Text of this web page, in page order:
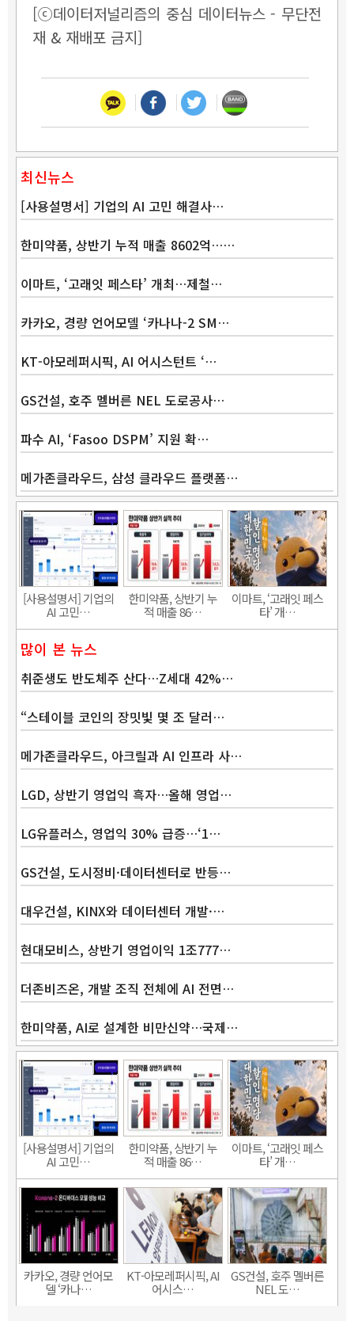
[ⓒ데이터저널리즘의 중심 데이터뉴스 - 무단전
재 & 재배포 금지]
최신뉴스
[사용설명서] 기업의 AI 고민 해결사…
한미약품, 상반기 누적 매출 8602억……
이마트, ‘고래잇 페스타’ 개최…제철…
카카오, 경량 언어모델 ‘카나나-2 SM…
KT-아모레퍼시픽, AI 어시스턴트 ‘…
GS건설, 호주 멜버른 NEL 도로공사…
파수 AI, ‘Fasoo DSPM’ 지원 확…
메가존클라우드, 삼성 클라우드 플랫폼…
[사용설명서] 기업의
AI 고민…
한미약품, 상반기 누
적 매출 86…
이마트, ‘고래잇 페스
타’ 개…
많이 본 뉴스
취준생도 반도체주 산다…Z세대 42%…
“스테이블 코인의 장밋빛 몇 조 달러…
메가존클라우드, 아크릴과 AI 인프라 사…
LGD, 상반기 영업익 흑자…올해 영업…
LG유플러스, 영업익 30% 급증…‘1…
GS건설, 도시정비·데이터센터로 반등…
대우건설, KINX와 데이터센터 개발·…
현대모비스, 상반기 영업이익 1조777…
더존비즈온, 개발 조직 전체에 AI 전면…
한미약품, AI로 설계한 비만신약…국제…
[사용설명서] 기업의
AI 고민…
한미약품, 상반기 누
적 매출 86…
이마트, ‘고래잇 페스
타’ 개…
카카오, 경량 언어모
델 ‘카나…
KT-아모레퍼시픽, AI
어시스…
GS건설, 호주 멜버른
NEL 도…